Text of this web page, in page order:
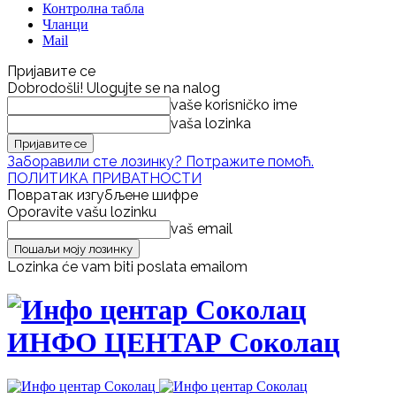
Контролна табла
Чланци
Mail
Пријавите се
Dobrodošli! Ulogujte se na nalog
vaše korisničko ime
vaša lozinka
Заборавили сте лозинку? Потражите помоћ.
ПОЛИТИКА ПРИВАТНОСТИ
Повратак изгубљене шифре
Oporavite vašu lozinku
vaš email
Lozinka će vam biti poslata emailom
ИНФО ЦЕНТАР Соколац